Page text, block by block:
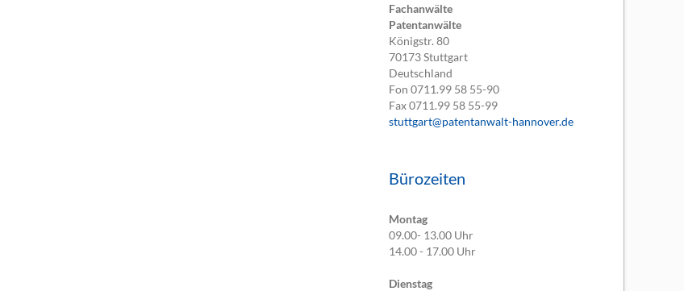
Fachanwälte
Patentanwälte
Königstr. 80
70173Stuttgart
Deutschland
Fon0711.99 58 55-90
Fax0711.99 58 55-99
stuttgart@patentanwalt-hannover.de
Bürozeiten
Montag
09.00- 13.00 Uhr
14.00 - 17.00 Uhr
Dienstag